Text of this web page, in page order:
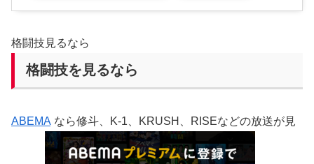
格闘技見るなら
格闘技を見るなら
ABEMA なら修斗、K-1、KRUSH、RISEなどの放送が見